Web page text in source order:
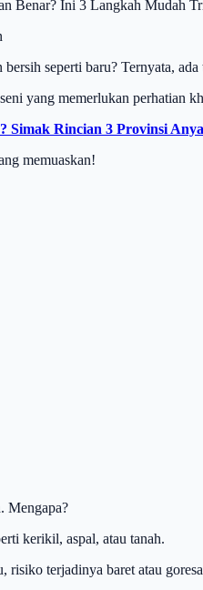
Benar? Ini 3 Langkah Mudah
seperti baru? Ternyata,
yang memerlukan perhatian
Simak Rincian 3 Provinsi
memuaskan!
Mengapa?
kerikil, aspal, atau tanah.
risiko terjadinya baret atau